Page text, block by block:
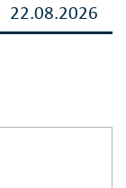
22.08.2026